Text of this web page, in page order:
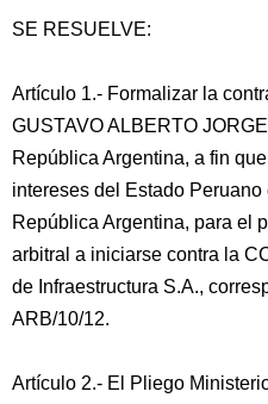
SE RESUELVE:
Artículo 1.- Formalizar la
GUSTAVO ALBERTO
República Argentina, a fin
intereses del Estado
República Argentina, para el
arbitral a iniciarse contra la
de Infraestructura S.A.,
ARB/10/12.
Artículo 2.- El Pliego